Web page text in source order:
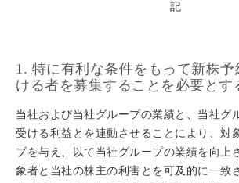
記
1. 特に有利な条件をもって新株予
ける者を募集することを必要とす
当社および当社グループの業績と、当社グ
受ける利益とを連動させることにより、対
ブを与え、以て当社グループの業績を向上
象者と当社の株主の利害とを可及的に一致